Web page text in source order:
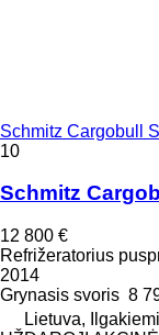
Schmitz Cargobull
10
Schmitz
12 800 €
Refrižeratorius
2014
Grynasis svoris 8
Lietuva,